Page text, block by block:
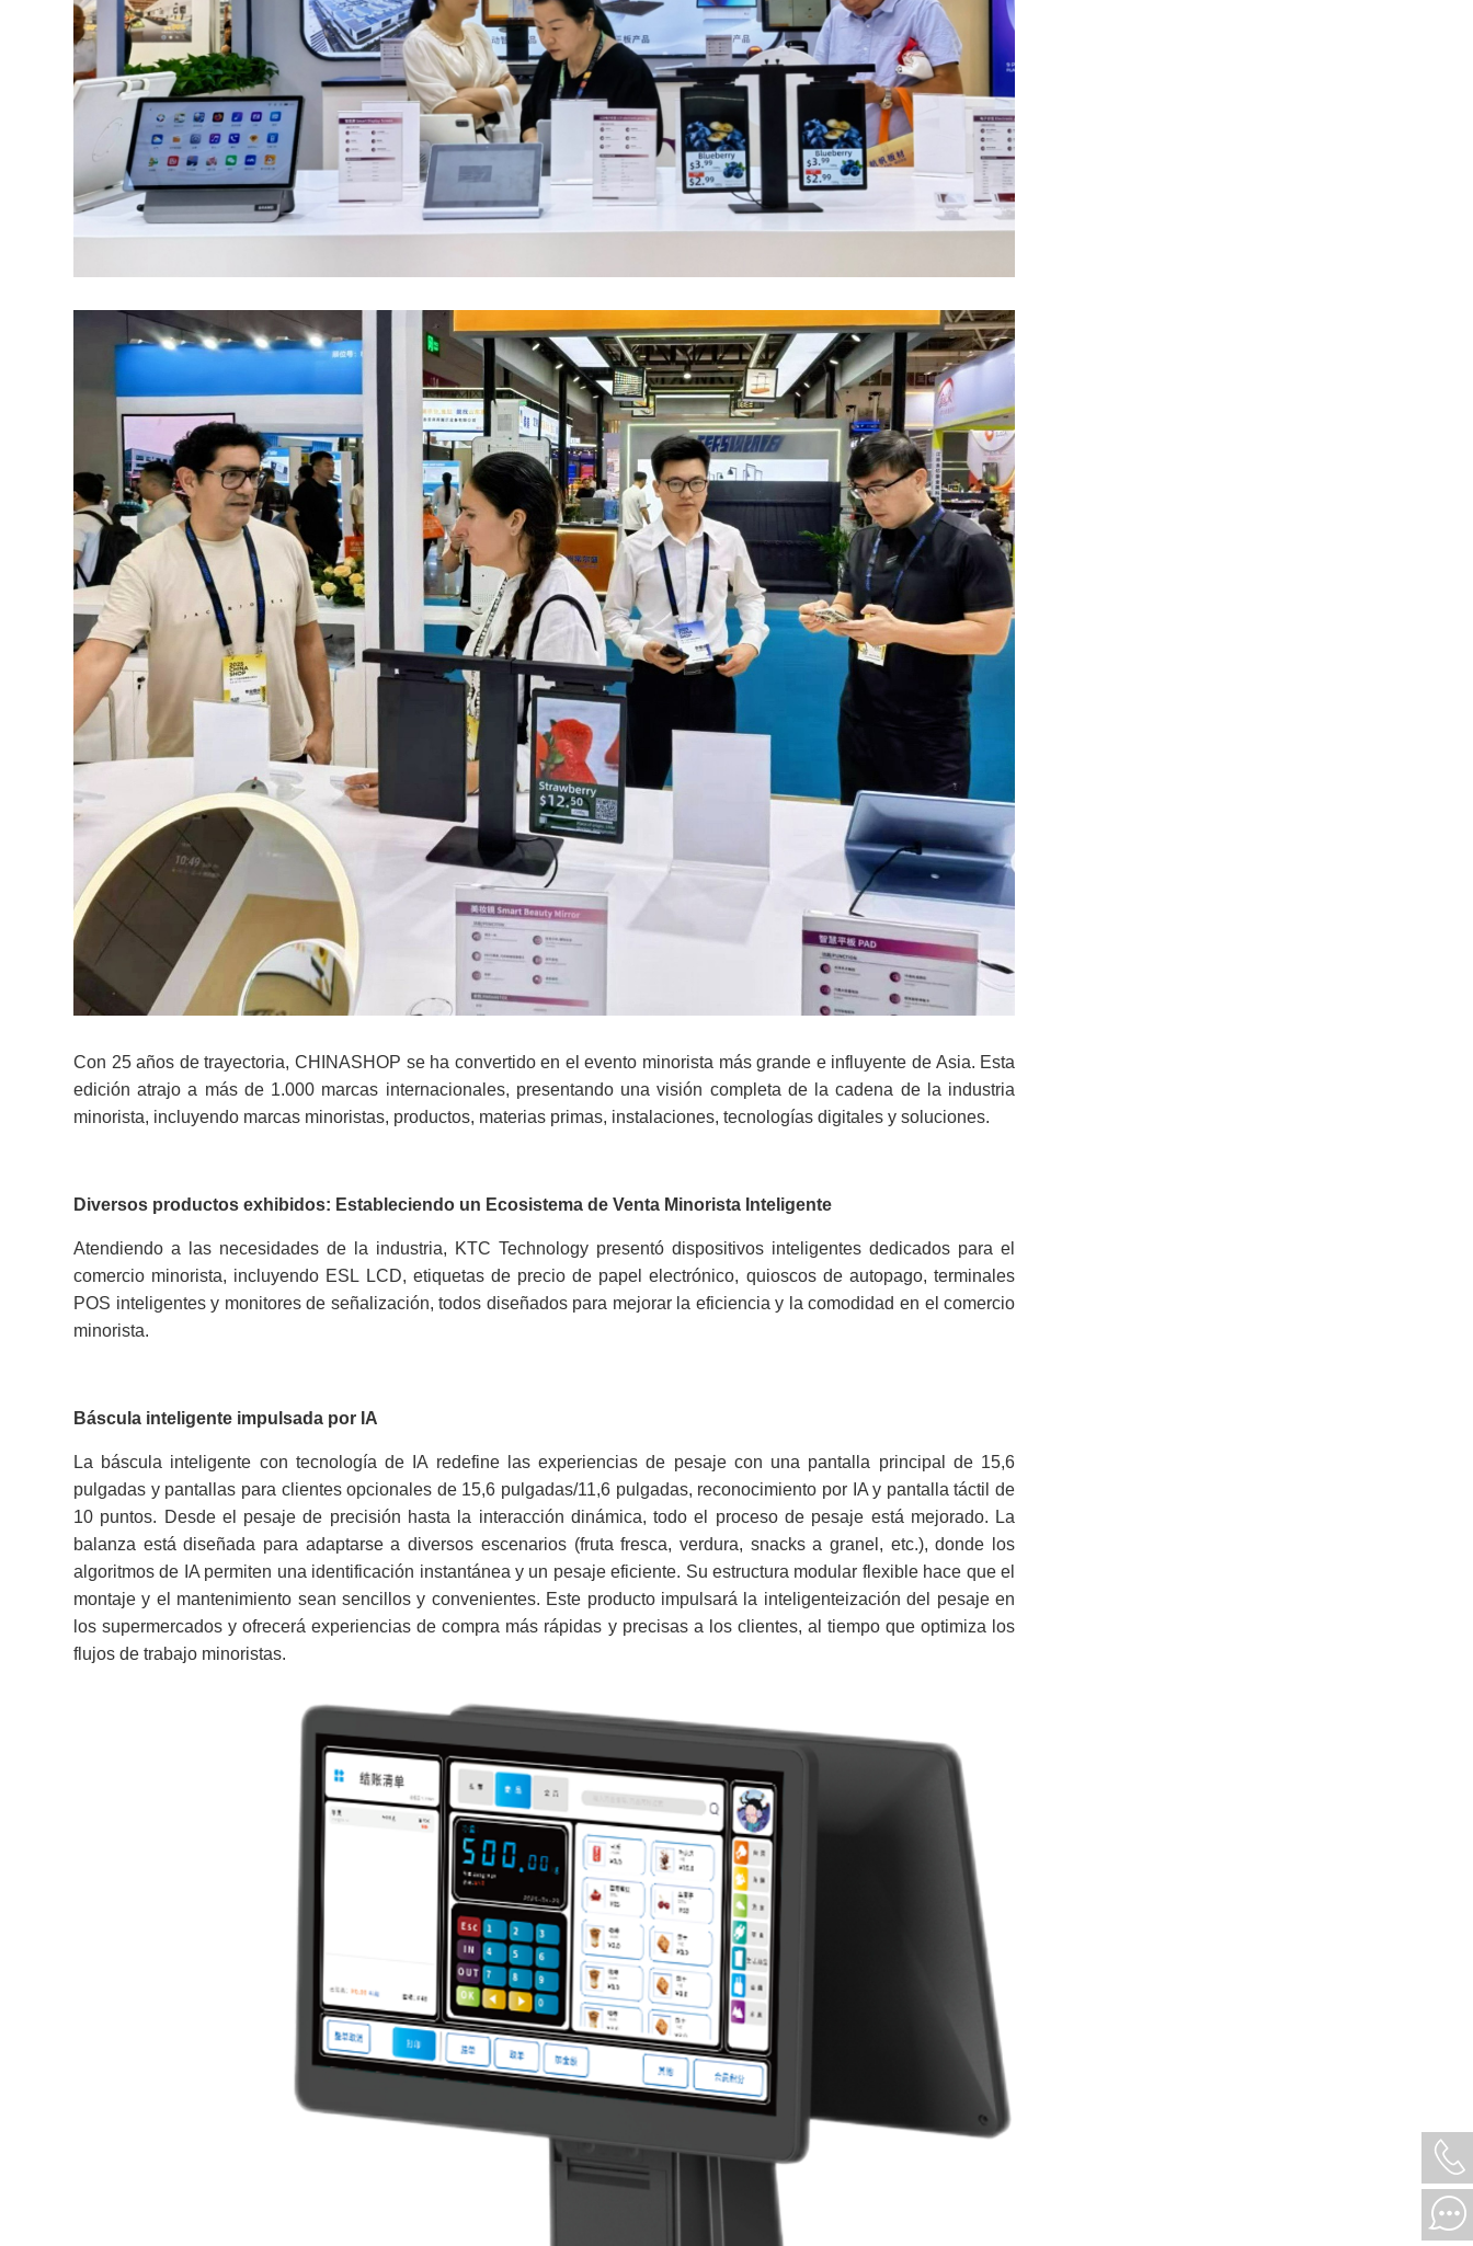
Con 25 años de trayectoria, CHINASHOP se ha convertido en el evento minorista más grande e influyente de Asia. Esta
edición atrajo a más de 1.000 marcas internacionales, presentando una visión completa de la cadena de la industria
minorista, incluyendo marcas minoristas, productos, materias primas, instalaciones, tecnologías digitales y soluciones.
Diversos productos exhibidos: Estableciendo un Ecosistema de Venta Minorista Inteligente
Atendiendo a las necesidades de la industria, KTC Technology presentó dispositivos inteligentes dedicados para el
comercio minorista, incluyendo ESL LCD, etiquetas de precio de papel electrónico, quioscos de autopago, terminales
POS inteligentes y monitores de señalización, todos diseñados para mejorar la eficiencia y la comodidad en el comercio
minorista.
Báscula inteligente impulsada por IA
La báscula inteligente con tecnología de IA redefine las experiencias de pesaje con una pantalla principal de 15,6
pulgadas y pantallas para clientes opcionales de 15,6 pulgadas/11,6 pulgadas, reconocimiento por IA y pantalla táctil de
10 puntos. Desde el pesaje de precisión hasta la interacción dinámica, todo el proceso de pesaje está mejorado. La
balanza está diseñada para adaptarse a diversos escenarios (fruta fresca, verdura, snacks a granel, etc.), donde los
algoritmos de IA permiten una identificación instantánea y un pesaje eficiente. Su estructura modular flexible hace que el
montaje y el mantenimiento sean sencillos y convenientes. Este producto impulsará la inteligenteización del pesaje en
los supermercados y ofrecerá experiencias de compra más rápidas y precisas a los clientes, al tiempo que optimiza los
flujos de trabajo minoristas.